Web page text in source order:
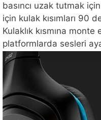
basıncı uzak tutmak
için kulak kısımları 90
Kulaklık kısmına
platformlarda sesleri